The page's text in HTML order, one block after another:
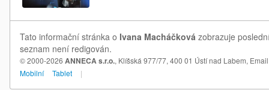
Tato informační stránka o Ivana Macháčková zobrazuje
seznam není redigován.
© 2000-2026 ANNECA s.r.o., Klíšská 977/77, 400 01 Ústí nad Labem,
Mobilní
Tablet |